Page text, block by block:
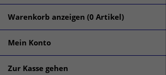
Warenkorb anzeigen (0 Artikel)
Mein Konto
Zur Kasse gehen